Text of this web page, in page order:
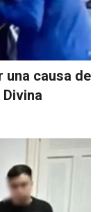
causa de